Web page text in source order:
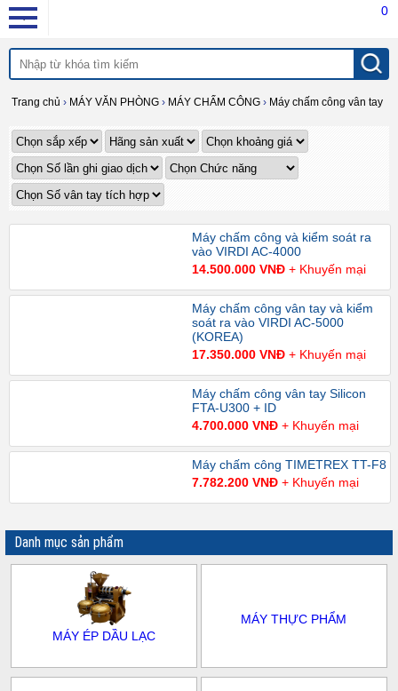
0
Trang chủ › MÁY VĂN PHÒNG › MÁY CHẤM CÔNG › Máy chấm công vân tay
Máy chấm công và kiểm soát ra
vào VIRDI AC-4000
14.500.000 VNĐ+ Khuyến mại
Máy chấm công vân tay và kiểm
soát ra vào VIRDI AC-5000
(KOREA)
17.350.000 VNĐ+ Khuyến mại
Máy chấm công vân tay Silicon
FTA-U300 + ID
4.700.000 VNĐ+ Khuyến mại
Máy chấm công TIMETREX TT-F8
7.782.200 VNĐ+ Khuyến mại
Danh mục sản phẩm
MÁY ÉP DẦU LẠC
MÁY THỰC PHẨM